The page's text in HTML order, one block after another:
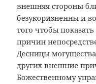
внешняя стороны
безукоризненны и
того чтобы
причин
Десницы
других внешние
Божественному